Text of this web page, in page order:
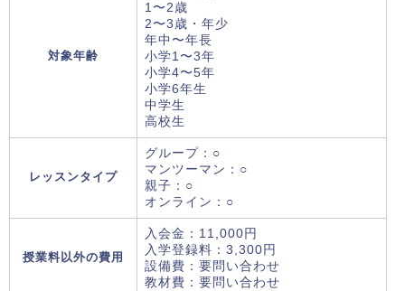
対象年齢
1〜2歳
2〜3歳・年少
年中〜年長
小学1〜3年
小学4〜5年
小学6年生
中学生
高校生
レッスンタイプ
グループ：○
マンツーマン：○
親子：○
オンライン：○
授業料以外の費用
入会金：11,000円
入学登録料：3,300円
設備費：要問い合わせ
教材費：要問い合わせ